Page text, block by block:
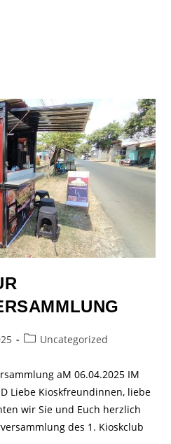
Uncategorized
aM 06.04.2025 IM
Liebe Kioskfreundinnen, liebe
wir Sie und Euch herzlich
des 1. Kioskclub